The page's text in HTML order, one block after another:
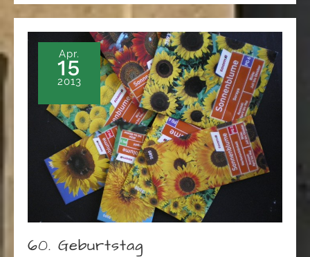
Apr.
15
2013
60. Geburtstag